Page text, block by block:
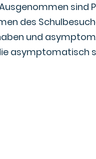
sind
des
und
asymptomatisch